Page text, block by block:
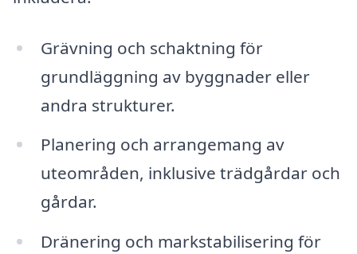
Grävning och schaktning för
grundläggning av byggnader eller
andra strukturer.
Planering och arrangemang av
uteområden, inklusive trädgårdar och
gårdar.
Dränering och markstabilisering för